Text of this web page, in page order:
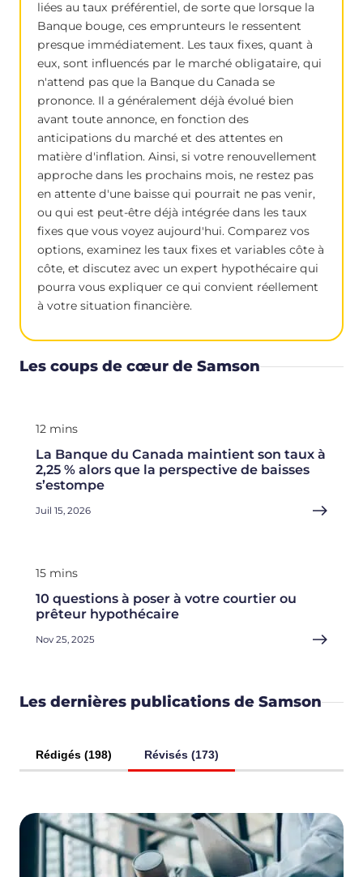
liées au taux préférentiel, de sorte que lorsque la
Banque bouge, ces emprunteurs le ressentent
presque immédiatement. Les taux fixes, quant à
eux, sont influencés par le marché obligataire, qui
n'attend pas que la Banque du Canada se
prononce. Il a généralement déjà évolué bien
avant toute annonce, en fonction des
anticipations du marché et des attentes en
matière d'inflation. Ainsi, si votre renouvellement
approche dans les prochains mois, ne restez pas
en attente d'une baisse qui pourrait ne pas venir,
ou qui est peut-être déjà intégrée dans les taux
fixes que vous voyez aujourd'hui. Comparez vos
options, examinez les taux fixes et variables côte à
côte, et discutez avec un expert hypothécaire qui
pourra vous expliquer ce qui convient réellement
à votre situation financière.
Les coups de cœur de Samson
12 mins
La Banque du Canada maintient son taux à
2,25 % alors que la perspective de baisses
s’estompe
Juil 15, 2026
15 mins
10 questions à poser à votre courtier ou
prêteur hypothécaire
Nov 25, 2025
Les dernières publications de Samson
Rédigés (198) Révisés (173)